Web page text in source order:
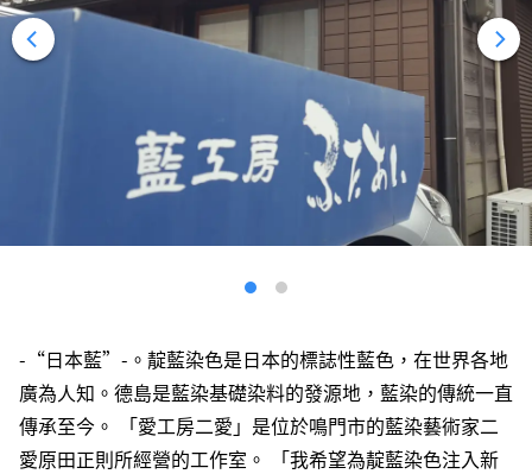
-“日本藍”-。靛藍染色是日本的標誌性藍色，在世界各地
廣為人知。德島是藍染基礎染料的發源地，藍染的傳統一直
傳承至今。 「愛工房二愛」是位於鳴門市的藍染藝術家二
愛原田正則所經營的工作室。 「我希望為靛藍染色注入新